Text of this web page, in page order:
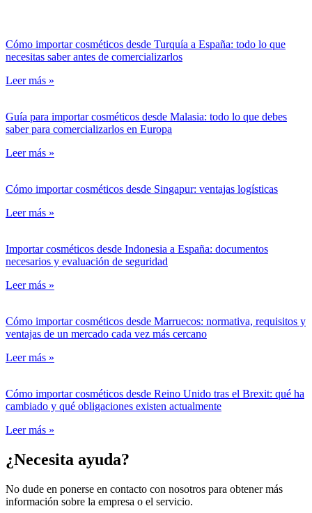
Cómo importar cosméticos desde Turquía a España: todo lo que
necesitas saber antes de comercializarlos
Leer más »
Guía para importar cosméticos desde Malasia: todo lo que debes
saber para comercializarlos en Europa
Leer más »
Cómo importar cosméticos desde Singapur: ventajas logísticas
Leer más »
Importar cosméticos desde Indonesia a España: documentos
necesarios y evaluación de seguridad
Leer más »
Cómo importar cosméticos desde Marruecos: normativa, requisitos y
ventajas de un mercado cada vez más cercano
Leer más »
Cómo importar cosméticos desde Reino Unido tras el Brexit: qué ha
cambiado y qué obligaciones existen actualmente
Leer más »
¿Necesita ayuda?
No dude en ponerse en contacto con nosotros para obtener más
información sobre la empresa o el servicio.